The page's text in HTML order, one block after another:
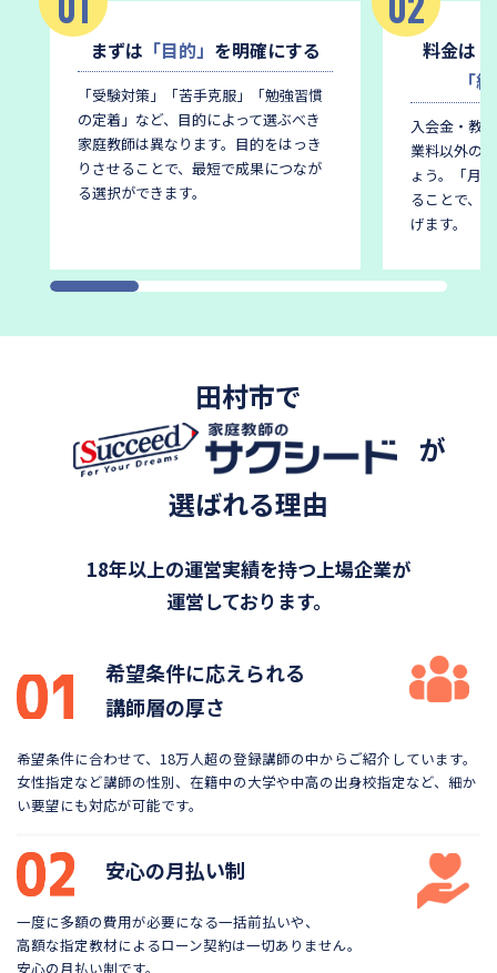
日本女子大学附属中学校 公文国際学園中等部
まずは 「目的」 を明確にする
「受験対策」「苦手克服」「勉強習慣
の定着」など、目的によって選ぶべき
家庭教師は異なります。 目的をはっき
りさせることで、最短で成果につなが
る選択ができます。
料金は
「
入会金・教
業料以外の
ょう。
「月
ることで、
げます。
田村市で
が
選ばれる理由
18年以上の運営実績を持つ上場企業が
運営しております。
希望条件に応えられる
講師層の厚さ
希望条件に合わせて、18万人超の登録講師の中から ご紹介しています。
女性指定など講師の性別、在籍中の大学や中高の出身校指定など、細か
い要望にも対応が可能です。
安心の月払い制
一度に多額の費用が必要になる一括前払いや、
高額な指定教材によるローン契約は一切ありません。
安心の月払い制です。